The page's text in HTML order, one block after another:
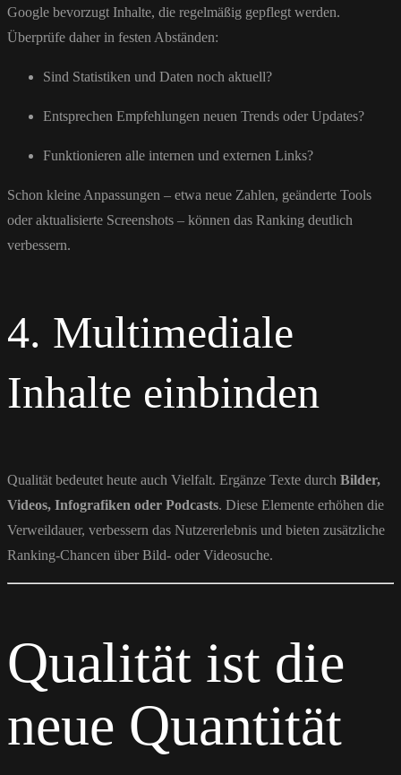
Google bevorzugt Inhalte, die regelmäßig gepflegt werden.
Überprüfe daher in festen Abständen:
Sind Statistiken und Daten noch aktuell?
Entsprechen Empfehlungen neuen Trends oder Updates?
Funktionieren alle internen und externen Links?
Schon kleine Anpassungen – etwa neue Zahlen, geänderte Tools
oder aktualisierte Screenshots – können das Ranking deutlich
verbessern.
4. Multimediale
Inhalte einbinden
Qualität bedeutet heute auch Vielfalt. Ergänze Texte durch Bilder,
Videos, Infografiken oder Podcasts. Diese Elemente erhöhen die
Verweildauer, verbessern das Nutzererlebnis und bieten zusätzliche
Ranking-Chancen über Bild- oder Videosuche.
Qualität ist die
neue Quantität